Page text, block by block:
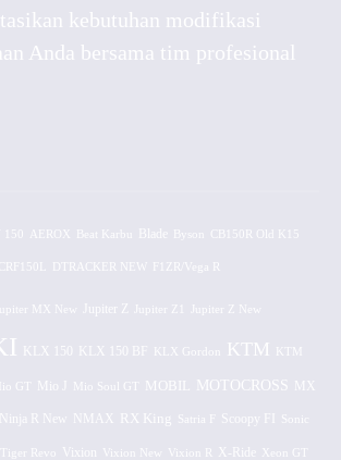
kebutuhan modifikasi
Anda bersama tim profesional
150 AEROX CB150R Old K15
CRF150L DTRACKER NEW F1ZR/Vega R
Jupiter MX New Jupiter Z
KLX 150 KLX 150 BF KLX Gordon KTM KTM
GT Mio J Mio Soul GT MOBIL MOTOCROSS MX
Ninja R New NMAX RX King Satria F Scoopy FI Sonic
Tiger Revo Vixion Vixion New Vixion R X-Ride Xeon GT